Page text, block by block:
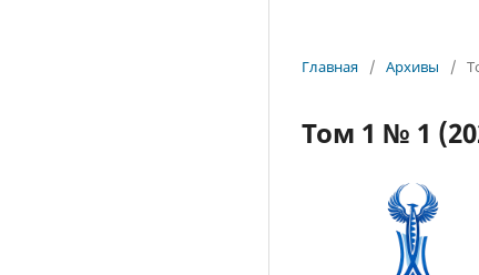
Главная / Архивы /
Том 1 № 1